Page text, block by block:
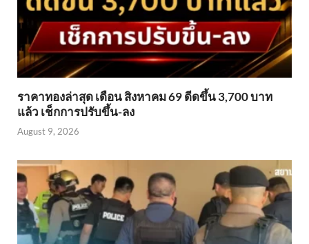
ราคาทองล่าสุด เดือน สิงหาคม 69 ดีดขึ้น 3,700 บาท
แล้ว เช็กการปรับขึ้น-ลง
August 9, 2026